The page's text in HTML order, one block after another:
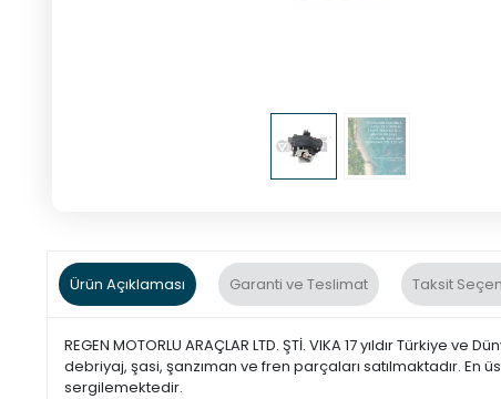
Ürün Açıklaması Garanti ve Teslimat Taksit
REGEN MOTORLU ARAÇLAR LTD. ŞTİ. VIKA 17 yıldır Türkiye
debriyaj, şasi, şanzıman ve fren parçaları satılmaktadır. En
sergilemektedir.